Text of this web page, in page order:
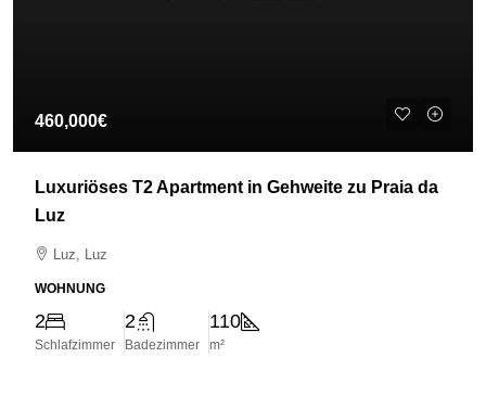
460,000€
Luxuriöses T2 Apartment in Gehweite zu Praia da
Luz
Luz, Luz
WOHNUNG
2
Schlafzimmer
2
Badezimmer
110
m²